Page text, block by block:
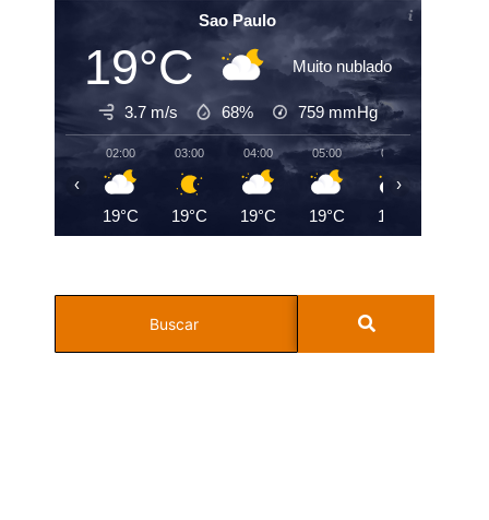
Sao Paulo
19°C Muito nublado
3.7 m/s 68% 759 mmHg
02:00
19°C
03:00
19°C
04:00
19°C
05:00
19°C
06:00
19°C
‹ ›